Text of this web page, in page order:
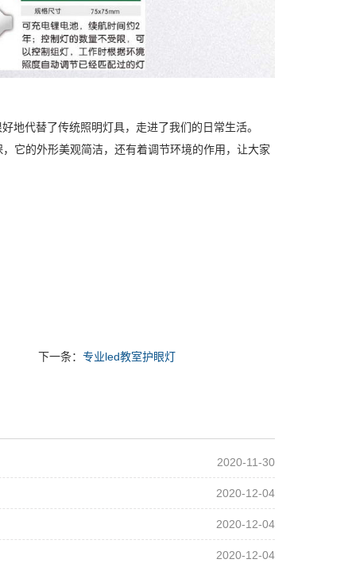
地代替了传统照明灯具，走进了我们的日常生活。
它的外形美观简洁，还有着调节环境的作用，让大家
下一条： 专业led教室护眼灯
2020-11-30
2020-12-04
2020-12-04
2020-12-04